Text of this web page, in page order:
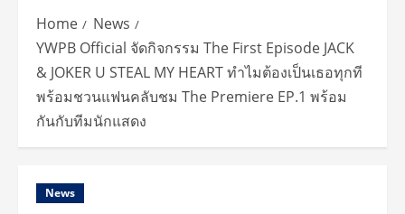
Home
News
YWPB Official จัดกิจกรรม The First Episode JACK
& JOKER U STEAL MY HEART ทำไมต้องเป็นเธอทุกที
พร้อมชวนแฟนคลับชม The Premiere EP.1 พร้อม
กันกับทีมนักแสดง
News